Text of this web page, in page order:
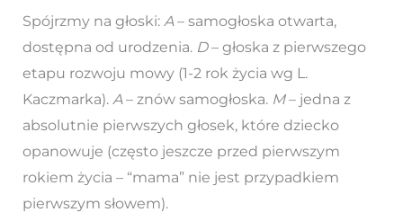
Spójrzmy na głoski: A– samogłoska otwarta,
dostępna od urodzenia. D– głoska z pierwszego
etapu rozwoju mowy (1-2 rok życia wg L.
Kaczmarka). A– znów samogłoska. M– jedna z
absolutnie pierwszych głosek, które dziecko
opanowuje (często jeszcze przed pierwszym
rokiem życia – “mama” nie jest przypadkiem
pierwszym słowem).